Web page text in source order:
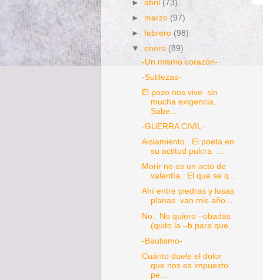
►abril (73)
► marzo (97)
►febrero (98)
▼enero (89)
-Un mismo corazón-
-Sutilezas-
El pozo nos vive sin
mucha exigencia.
Sabe...
-GUERRA CIVIL-
Aislamiento. El poeta en
su actitud pulcra ...
Morir no es un acto de
valentía. El que se q...
Ahí entre piedras y losas
planas van mis año...
No. No quiero –obadas
(quito la –b para que...
-Bautismo-
Cuánto duele el dolor
que nos es impuesto
pe...